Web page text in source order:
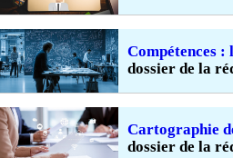
Compétences :
dossier de la
Cartographie
dossier de la